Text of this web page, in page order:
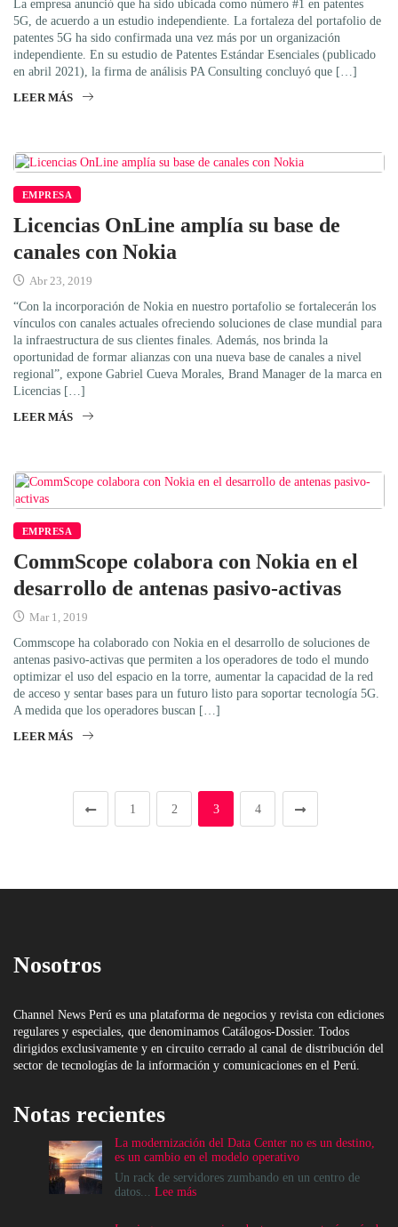
La empresa anunció que ha sido ubicada como número #1 en patentes
5G, de acuerdo a un estudio independiente. La fortaleza del portafolio de
patentes 5G ha sido confirmada una vez más por un organización
independiente. En su estudio de Patentes Estándar Esenciales (publicado
en abril 2021), la firma de análisis PA Consulting concluyó que […]
LEER MÁS
EMPRESA
Licencias OnLine amplía su base de
canales con Nokia
Abr 23, 2019
“Con la incorporación de Nokia en nuestro portafolio se fortalecerán los
vínculos con canales actuales ofreciendo soluciones de clase mundial para
la infraestructura de sus clientes finales. Además, nos brinda la
oportunidad de formar alianzas con una nueva base de canales a nivel
regional”, expone Gabriel Cueva Morales, Brand Manager de la marca en
Licencias […]
LEER MÁS
EMPRESA
CommScope colabora con Nokia en el
desarrollo de antenas pasivo-activas
Mar 1, 2019
Commscope ha colaborado con Nokia en el desarrollo de soluciones de
antenas pasivo-activas que permiten a los operadores de todo el mundo
optimizar el uso del espacio en la torre, aumentar la capacidad de la red
de acceso y sentar bases para un futuro listo para soportar tecnología 5G.
A medida que los operadores buscan […]
LEER MÁS
1 2 3 4
Nosotros
Channel News Perú es una plataforma de negocios y revista con ediciones
regulares y especiales, que denominamos Catálogos-Dossier. Todos
dirigidos exclusivamente y en circuito cerrado al canal de distribución del
sector de tecnologías de la información y comunicaciones en el Perú.
Notas recientes
La modernización del Data Center no es un destino,
es un cambio en el modelo operativo
Un rack de servidores zumbando en un centro de
datos... Lee más: